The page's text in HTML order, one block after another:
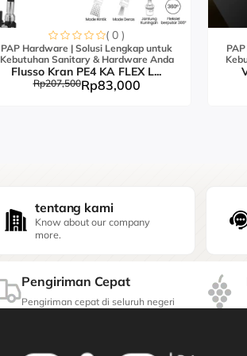
( 0 )
PAP Hardware | Solusi Lengkap untuk
Kebutuhan Sanitary & Hardware Anda
Flusso Kran PE4 KA FLEX L...
Rp207,500Rp83,000
tentang kami
Know about our company
more.
Pengiriman Cepat
Pengiriman cepat di seluruh negeri